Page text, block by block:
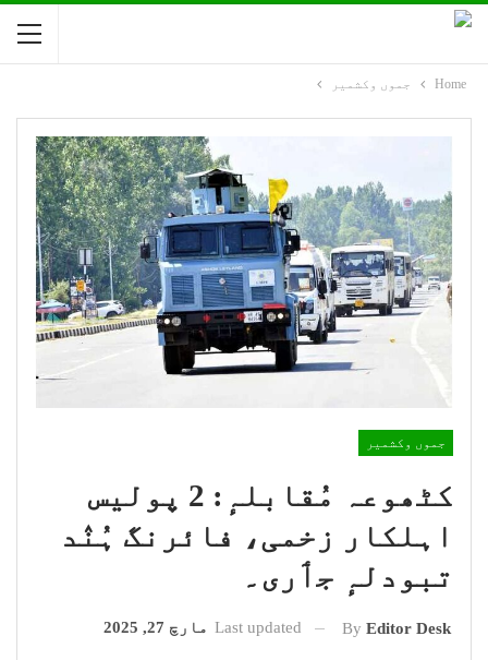
Home جموں وکشمیر
جموں وکشمیر
کٹھوعہ مُقابلہٕ: 2 پولیس
اہلکار زخمی، فائرنگ ہُنٛد
تبودلہٕ جٲری۔
By Editor Desk
Last updated مارچ 27, 2025